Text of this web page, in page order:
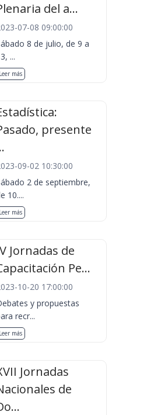
del a...
07-08 09:00:00
8 de julio, de 9 a
...
Leer más
presente
09-02 10:30:00
2 de septiembre,
10....
Leer más
Jornadas de
Pe...
10-20 17:00:00
y propuestas
recr...
Leer más
Jornadas
de